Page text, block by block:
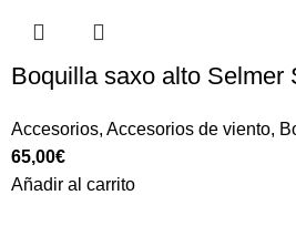
Boquilla saxo alto Selmer
Accesorios,Accesorios de viento,
65,00€
Añadir al carrito